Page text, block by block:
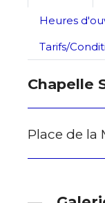
Heures
Tarifs/
Chapelle
Place de la